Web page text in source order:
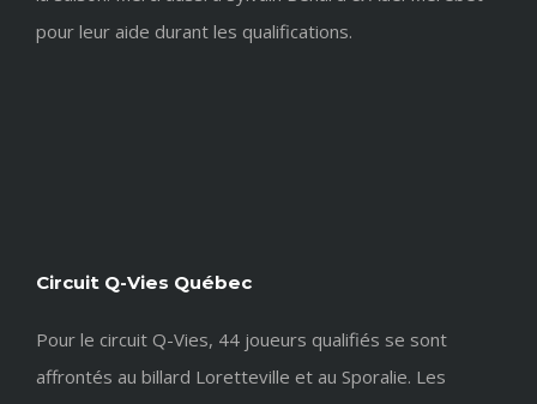
pour leur aide durant les qualifications.
Circuit Q-Vies Québec
Pour le circuit Q-Vies, 44 joueurs qualifiés se sont
affrontés au billard Loretteville et au Sporalie. Les